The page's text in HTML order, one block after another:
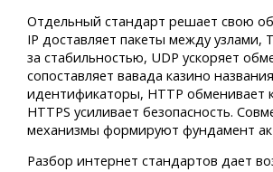
Отдельный стандарт решает свою
IP доставляет пакеты между узлами,
за стабильностью, UDP ускоряет
сопоставляет вавада казино
идентификаторы, HTTP обменивает
HTTPS усиливает безопасность.
механизмы формируют фундамент
Разбор интернет стандартов дает